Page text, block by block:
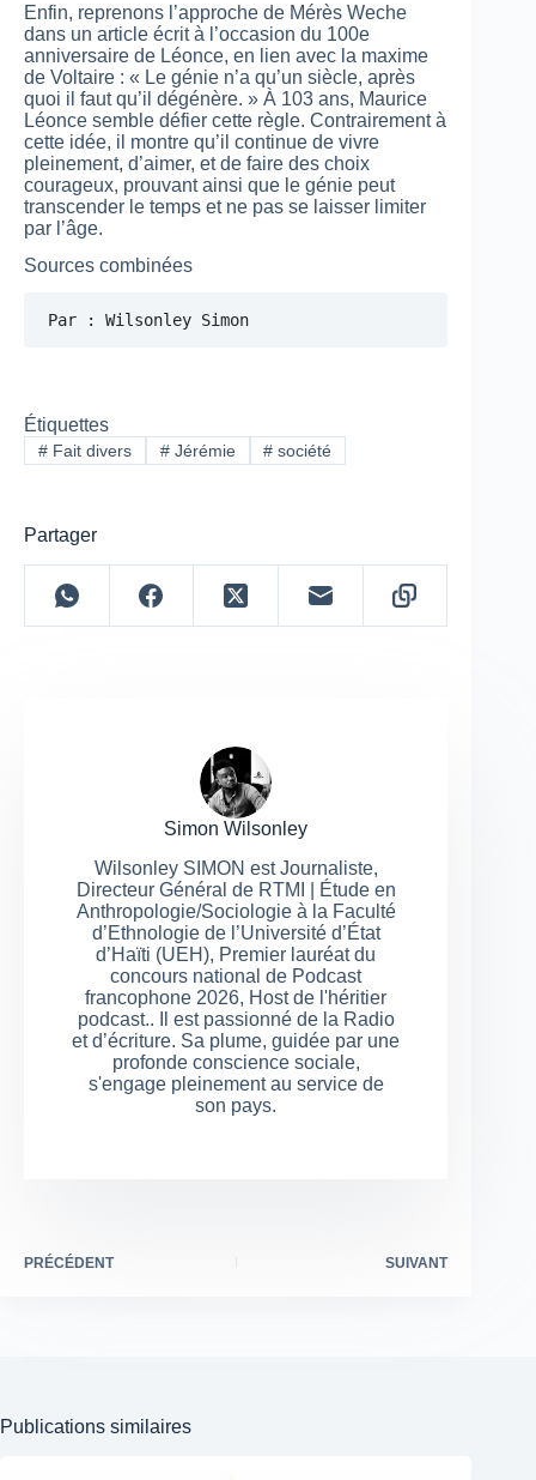
Enfin, reprenons l’approche de Mérès Weche
dans un article écrit à l’occasion du 100e
anniversaire de Léonce, en lien avec la maxime
de Voltaire : « Le génie n’a qu’un siècle, après
quoi il faut qu’il dégénère. » À 103 ans, Maurice
Léonce semble défier cette règle. Contrairement à
cette idée, il montre qu’il continue de vivre
pleinement, d’aimer, et de faire des choix
courageux, prouvant ainsi que le génie peut
transcender le temps et ne pas se laisser limiter
par l’âge.
Sources combinées
Par : Wilsonley Simon
Étiquettes
#Fait divers #Jérémie # société
Partager
Simon Wilsonley
Wilsonley SIMON est Journaliste,
Directeur Général de RTMI | Étude en
Anthropologie/Sociologie à la Faculté
d’Ethnologie de l’Université d’État
d’Haïti (UEH), Premier lauréat du
concours national de Podcast
francophone 2026, Host de l'héritier
podcast.. Il est passionné de la Radio
et d’écriture. Sa plume, guidée par une
profonde conscience sociale,
s'engage pleinement au service de
son pays.
PRÉCÉDENT SUIVANT
Publications similaires